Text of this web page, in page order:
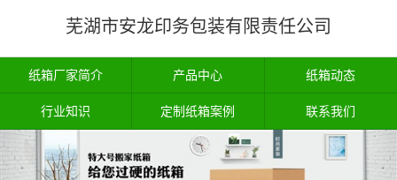
芜湖市安龙印务包装有限责任公司
纸箱厂家简介 产品中心 纸箱动态
行业知识 定制纸箱案例 联系我们